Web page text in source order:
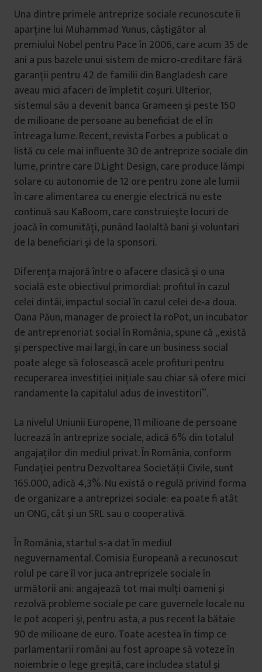
Una dintre primele antreprize sociale recunoscute îi
aparţine lui Muhammad Yunus, câştigător al
premiului Nobel pentru Pace în 2006, care acum 35 de
ani a pus bazele unui sistem de micro‑creditare fără
garanţii pentru 42 de familii din Bangladesh care
aveau mici afaceri de împletit coşuri. Ulterior,
sistemul său a devenit banca Grameen şi peste 150
de milioane de persoane au beneficiat de el în
întreaga lume. Recent, revista Forbes a publicat o
listă cu cele mai influente 30 de antreprize sociale din
lume, printre care D.Light Design, care produce lămpi
solare cu autonomie de 12 ore pentru zone ale lumii
în care alimentarea cu energie electrică nu este
continuă sau KaBoom, care construieşte locuri de
joacă în comunităţi, punând laolaltă bani şi voluntari
de la beneficiari şi de la sponsori.
Diferenţa majoră între o afacere clasică şi o una
socială este obiectivul primordial: profitul în cazul
celei dintâi, impactul social în cazul celei de‑a doua.
Oana Păun, manager de proiect la roPot, un incubator
de antreprenoriat social în România, spune că „există
şi perspective mai largi, în care un business social
poate alege să folosească acele profituri pentru
recuperarea investiţiei iniţiale sau chiar să ofere mici
randamente la capitalul adus de investitori”.
La nivelul Uniunii Europene, 11 milioane de persoane
lucrează în antreprize sociale, adică 6% din totalul
angajaţilor din mediul privat. În România, conform
Fundației pentru Dezvoltarea Societății Civile, sunt
165.000, adică 4,3%. Nu există o regulă privind forma
de organizare a antreprizei sociale: ea poate fi atât
un ONG, cât şi un SRL sau o cooperativă.
În România, startul s‑a dat în mediul
neguvernamental. Comisia Europeană a recunoscut
rolul pe care îl vor juca antreprizele sociale în
următorii ani: angajează tot mai mulţi oameni şi
rezolvă probleme sociale pe care guvernele locale nu
le pot acoperi şi, pentru asta, a pus recent la bătaie
90 de milioane de euro. Toate acestea în timp ce
parlamentarii români au fost aproape să voteze în
noiembrie o lege greşită, care includea statul şi